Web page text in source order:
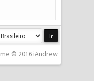
© 2016 iAndrew